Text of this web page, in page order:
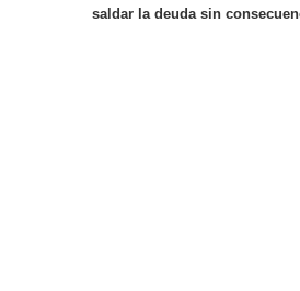
saldar la deuda sin